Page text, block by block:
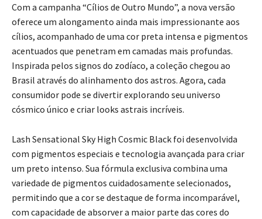
Com a campanha “Cílios de Outro Mundo”, a nova versão
oferece um alongamento ainda mais impressionante aos
cílios, acompanhado de uma cor preta intensa e pigmentos
acentuados que penetram em camadas mais profundas.
Inspirada pelos signos do zodíaco, a coleção chegou ao
Brasil através do alinhamento dos astros. Agora, cada
consumidor pode se divertir explorando seu universo
cósmico único e criar looks astrais incríveis.
Lash Sensational Sky High Cosmic Black foi desenvolvida
com pigmentos especiais e tecnologia avançada para criar
um preto intenso. Sua fórmula exclusiva combina uma
variedade de pigmentos cuidadosamente selecionados,
permitindo que a cor se destaque de forma incomparável,
com capacidade de absorver a maior parte das cores do